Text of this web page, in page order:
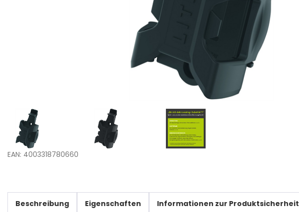
EAN: 4003318780660
Beschreibung Eigenschaften Informationen zur Produktsicherheit